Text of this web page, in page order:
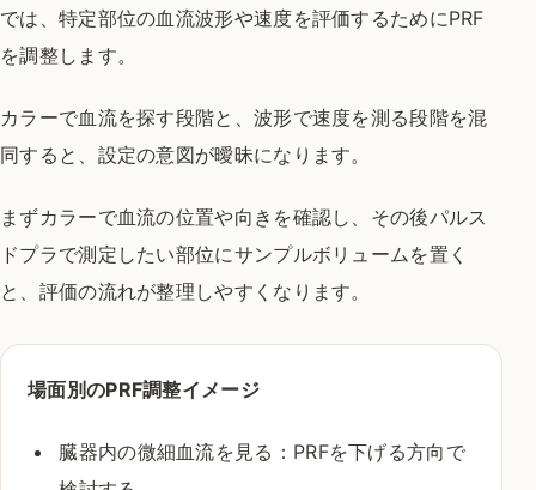
では、特定部位の血流波形や速度を評価するためにPRF
を調整します。
カラーで血流を探す段階と、波形で速度を測る段階を混
同すると、設定の意図が曖昧になります。
まずカラーで血流の位置や向きを確認し、その後パルス
ドプラで測定したい部位にサンプルボリュームを置く
と、評価の流れが整理しやすくなります。
場面別のPRF調整イメージ
臓器内の微細血流を見る：PRFを下げる方向で